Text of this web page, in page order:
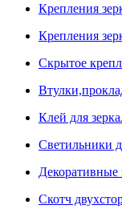
Крепления
Крепления
Скрытое
Клей для
Светильники
Декоративные
Скотч